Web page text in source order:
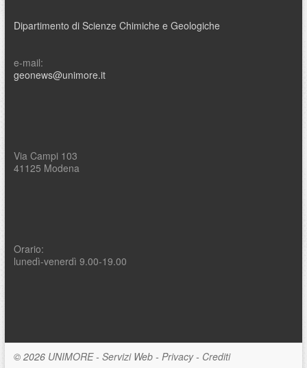
Dipartimento di Scienze Chimiche e Geologiche
e-mail:
geonews@unimore.it
Via Campi 103
41125 Modena
Orario:
lunedì-venerdì 9.00-19.00
© 2026 UNIMORE- Servizi Web- Privacy- Crediti